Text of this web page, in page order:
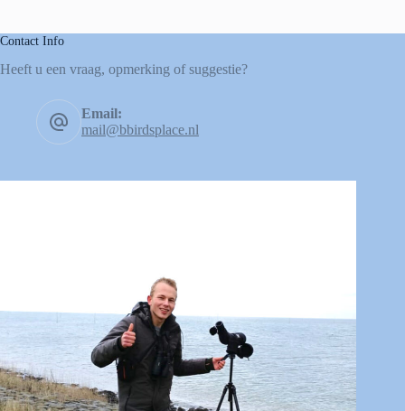
Contact Info
Heeft u een vraag, opmerking of suggestie?
Email:
mail@bbirdsplace.nl